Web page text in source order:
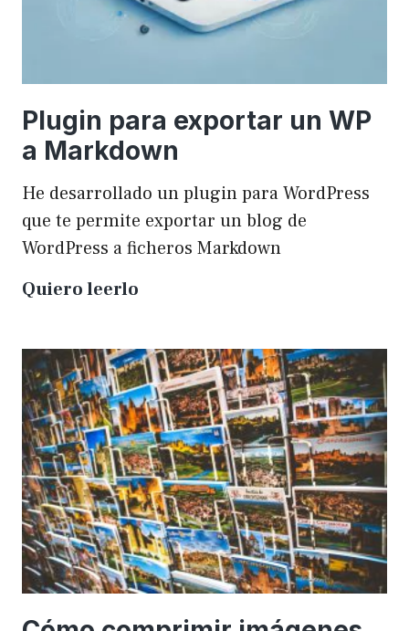
Plugin para exportar un WP
a Markdown
He desarrollado un plugin para WordPress
que te permite exportar un blog de
WordPress a ficheros Markdown
Quiero leerlo
exportar
un
WP
a
Markdown